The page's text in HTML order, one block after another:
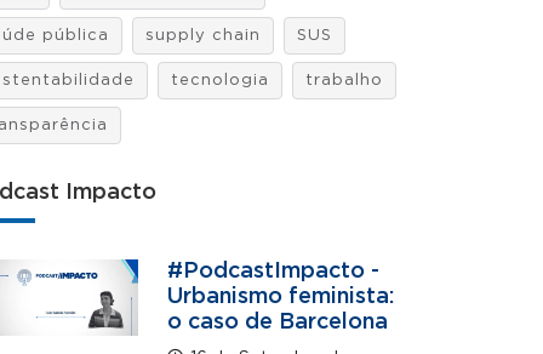
pública supply chain SUS
tecnologia trabalho
Impacto
#PodcastImpacto -
Urbanismo feminista:
o caso de Barcelona